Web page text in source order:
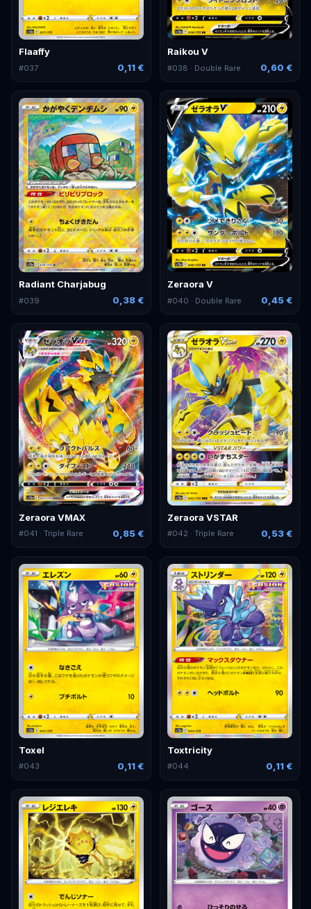
Flaaffy
#037 0,11 €
Raikou V
#038 · Double Rare 0,60 €
Radiant Charjabug
#039 0,38 €
Zeraora V
#040 · Double Rare 0,45 €
Zeraora VMAX
#041 · Triple Rare 0,85 €
Zeraora VSTAR
#042 · Triple Rare 0,53 €
Toxel
#043 0,11 €
Toxtricity
#044 0,11 €